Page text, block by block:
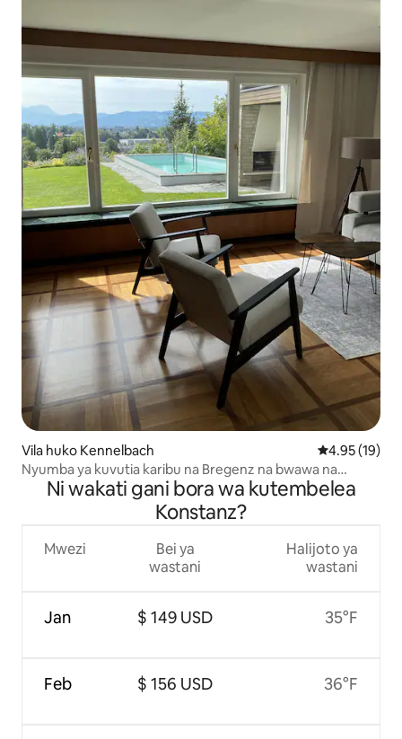
Vila huko Kennelbach Ukadiriaji wa
4.95 (19)
Nyumba ya kuvutia karibu na Bregenz na bwawa na
mtazamo
Ni wakati gani bora wa kutembelea
Konstanz?
Mwezi
Jan
Feb
Bei ya
wastani
$ 149 USD
$ 156 USD
Halijoto ya
wastani
35°F
36°F